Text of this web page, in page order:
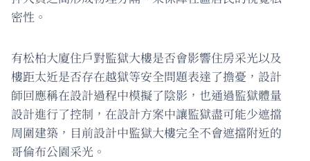
密性。
有松柏大廈住戶對監獄大樓是否會影響住房采光以及
樓距太近是否存在越獄等安全問題表達了擔憂，設計
師回應稱在設計過程中模擬了陰影，也通過監獄體量
設計進行了控制，在設計方案中讓監獄盡可能少遮擋
周圍建築，目前設計中監獄大樓完全不會遮擋附近的
哥倫布公園采光。